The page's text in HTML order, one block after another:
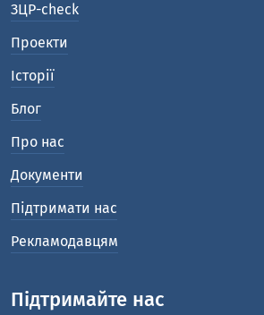
ЗЦР-check
Проекти
Історії
Блог
Про нас
Документи
Підтримати нас
Рекламодавцям
Підтримайте нас